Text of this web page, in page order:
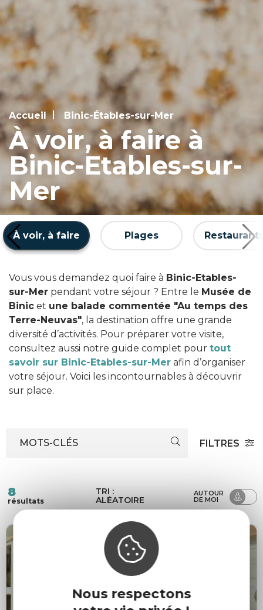
Nous respectons
Accueil Binic-Étables-sur-Mer
À voir, à faire à
Binic-Etables-sur-
Mer
À voir, à faire Plages
Vous vous demandez quoi faire à Binic-Etables-
sur-Mer pendant votre séjour ? Entre le Musée de
Binic et une balade commentée "Au temps des
Terre-Neuvas", la destination offre une grande
diversité d’activités. Pour préparer votre visite,
consultez aussi notre guide complet pour tout
savoir sur Binic-Etables-sur-Mer afin d’organiser
votre séjour. Voici les incontournables à découvrir
sur place.
MOTS-CLÉS FILTRES
8
résultats
TRI :
ALÉATOIRE
AUTOUR
DE MOI